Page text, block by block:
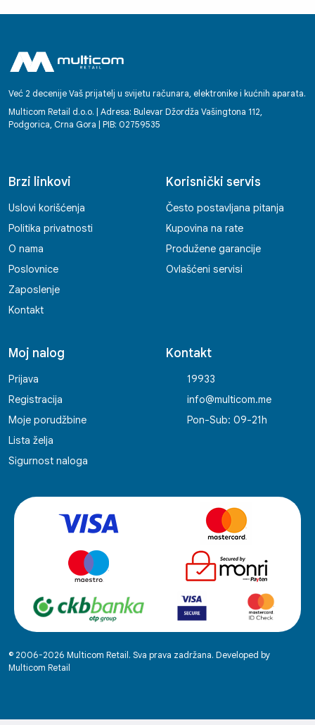
Već 2 decenije Vaš prijatelj u svijetu računara, elektronike i kućnih aparata.
Multicom Retail d.o.o. | Adresa: Bulevar Džordža Vašingtona 112,
Podgorica, Crna Gora | PIB: 02759535
Brzi linkovi
Uslovi korišćenja
Politika privatnosti
O nama
Poslovnice
Zaposlenje
Kontakt
Korisnički servis
Često postavljana pitanja
Kupovina na rate
Produžene garancije
Ovlašćeni servisi
Moj nalog
Prijava
Registracija
Moje porudžbine
Lista želja
Sigurnost naloga
Kontakt
19933
info@multicom.me
Pon-Sub: 09-21h
© 2006-2026 Multicom Retail. Sva prava zadržana. Developed by
Multicom Retail